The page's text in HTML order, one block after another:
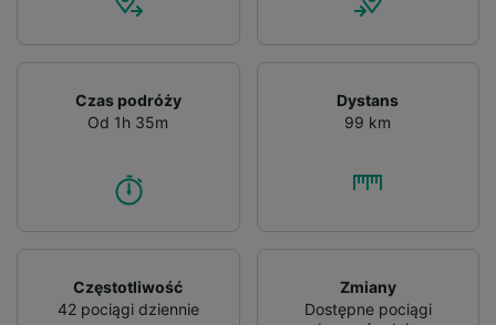
Czas podróży
Od 1h 35m
Dystans
99 km
Częstotliwość
42 pociągi dziennie
Zmiany
Dostępne pociągi